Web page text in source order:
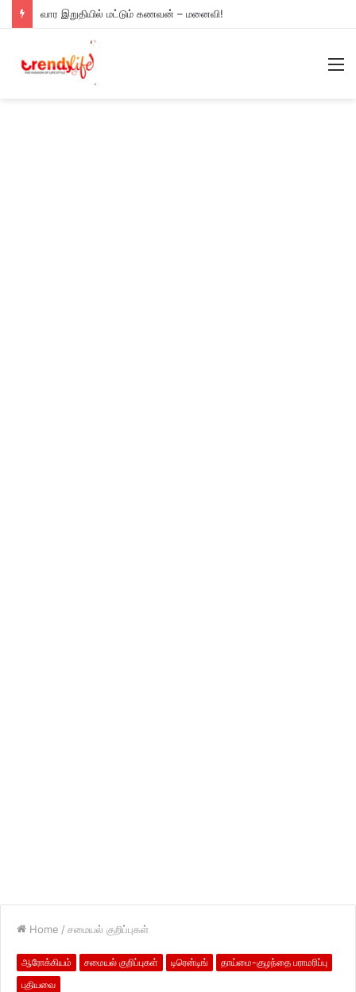
வார இறுதியில் மட்டும் கணவன் – மனைவி!
Home / சமையல் குறிப்புகள்
ஆரோக்கியம் சமையல் குறிப்புகள் டிரென்டிங்
தாய்மை-குழந்தை பராமரிப்பு
புதியவை